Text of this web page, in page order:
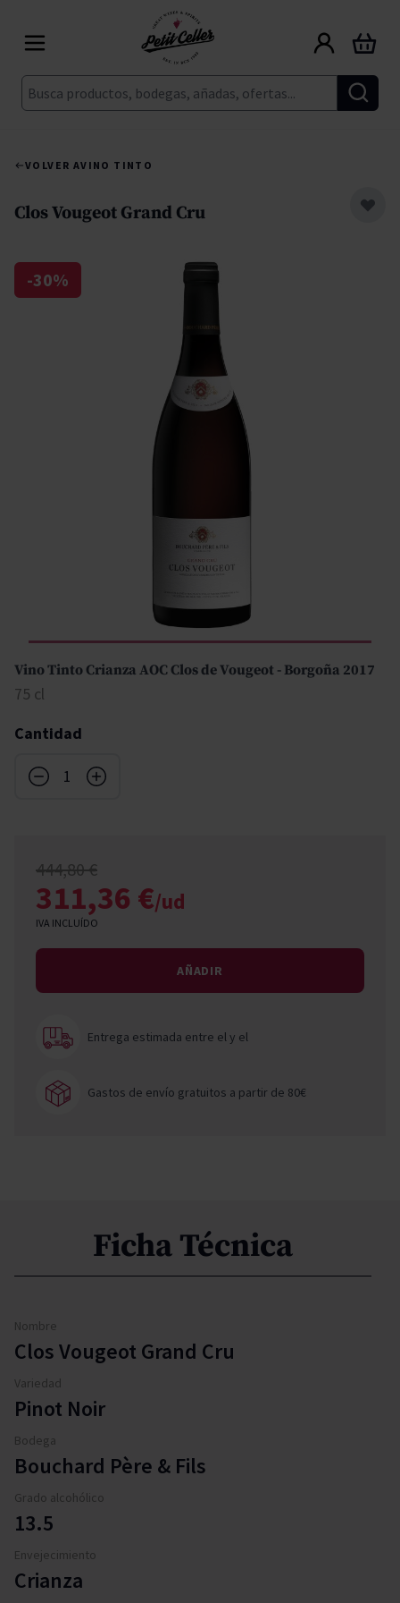
Buscar
Carrito
VOLVER AVINO TINTO
Clos Vougeot Grand Cru
-30%
Vino Tinto Crianza AOC Clos de Vougeot - Borgoña 2017
75 cl
Cantidad
444,80 €
311,36 €/ud
IVA INCLUÍDO
AÑADIR
Entrega estimada entre ely el
Gastos de envío gratuitos a partir de 80€
Ficha Técnica
Nombre
Clos Vougeot Grand Cru
Variedad
Pinot Noir
Bodega
Bouchard Père & Fils
Grado alcohólico
13.5
Envejecimiento
Crianza